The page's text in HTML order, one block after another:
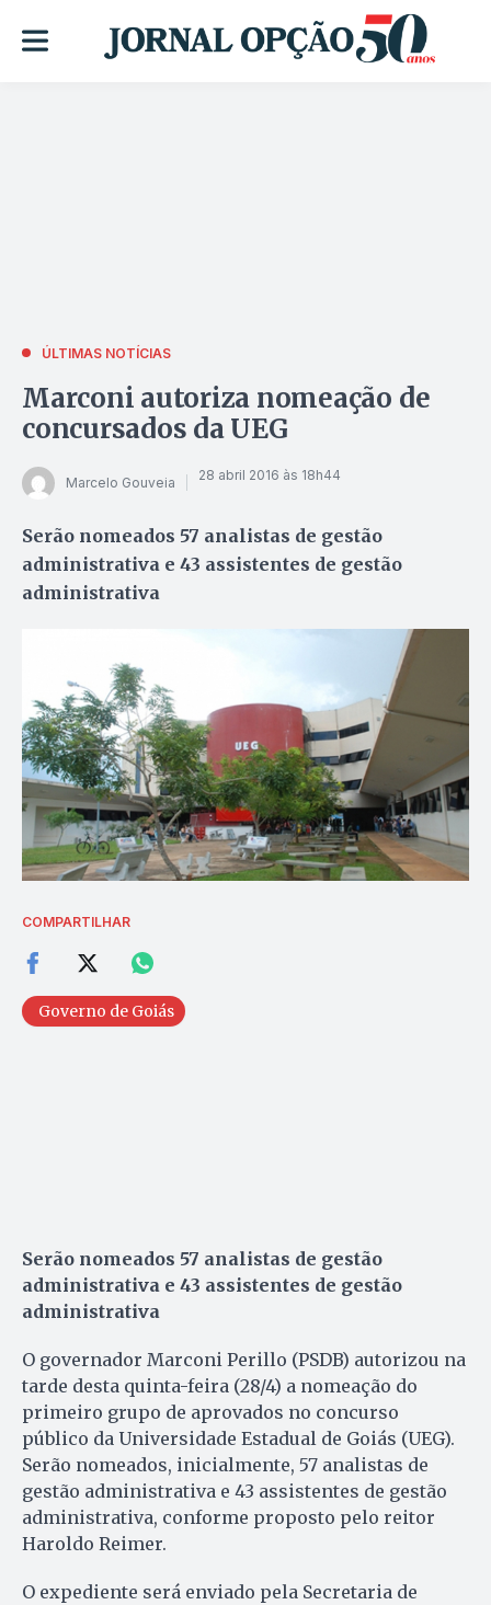
ÚLTIMAS NOTÍCIAS
Marconi autoriza nomeação de
concursados da UEG
Marcelo Gouveia 28 abril 2016 às 18h44
Serão nomeados 57 analistas de gestão
administrativa e 43 assistentes de gestão
administrativa
COMPARTILHAR
Governo de Goiás
Serão nomeados 57 analistas de gestão
administrativa e 43 assistentes de gestão
administrativa
O governador Marconi Perillo (PSDB) autorizou na
tarde desta quinta-feira (28/4) a nomeação do
primeiro grupo de aprovados no concurso
público da Universidade Estadual de Goiás (UEG).
Serão nomeados, inicialmente, 57 analistas de
gestão administrativa e 43 assistentes de gestão
administrativa, conforme proposto pelo reitor
Haroldo Reimer.
O expediente será enviado pela Secretaria de